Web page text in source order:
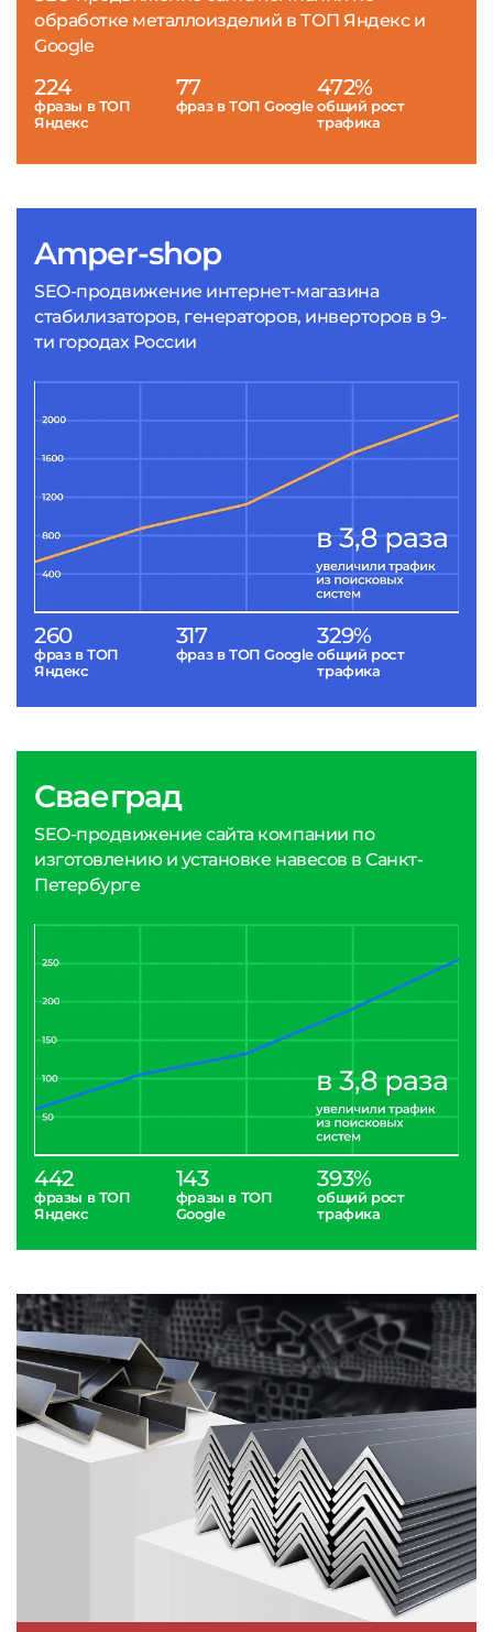
Amper-shop
SEO-продвижение интернет-магазина
стабилизаторов, генераторов, инверторов в 9-
ти городах России
260
фраз в ТОП
Яндекс
317
фраз в ТОП Google
329%
общий рост
трафика
обработке металлоизделий в ТОП Яндекс и
Google
224
фразы в ТОП
Яндекс
77
фраз в ТОП Google
472%
общий рост
трафика
Сваеград
SEO-продвижение сайта компании по
изготовлению и установке навесов в Санкт-
Петербурге
442
фразы в ТОП
Яндекс
143
фразы в ТОП
Google
393%
общий рост
трафика